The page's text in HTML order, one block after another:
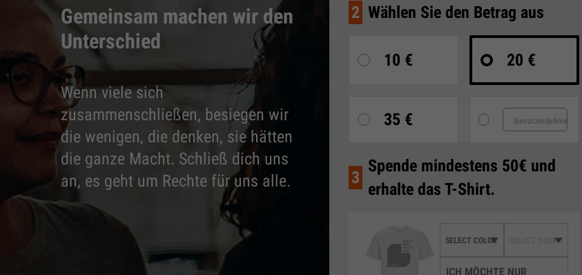
Gemeinsam machen wir den
Unterschied
Wenn viele sich
zusammenschließen, besiegen wir
die wenigen, die denken, sie hätten
die ganze Macht. Schließ dich uns
an, es geht um Rechte für uns alle.
2 Wählen Sie den Betrag aus
10 € 20 €
35 €
3
Spende mindestens 50€ und
erhalte das T-Shirt.
ICH MÖCHTE NUR